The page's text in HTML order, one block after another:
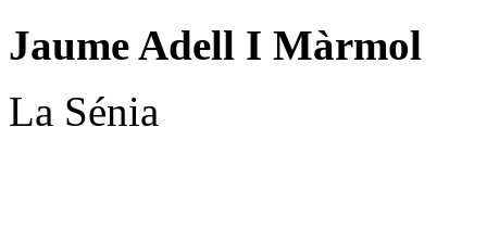
Jaume Adell I Màrmol
La Sénia